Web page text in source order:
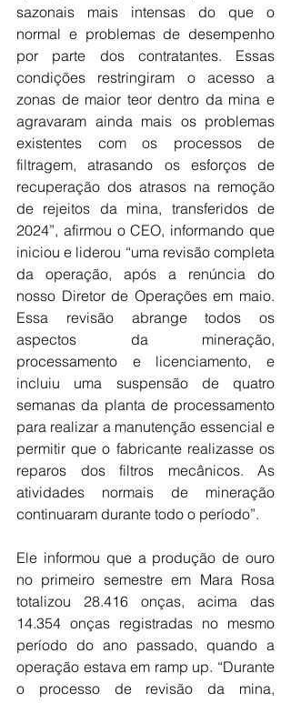
sazonais mais intensas do que o
normal e problemas de desempenho
por parte dos contratantes. Essas
condições restringiram o acesso a
zonas de maior teor dentro da mina e
agravaram ainda mais os problemas
existentes com os processos de
filtragem, atrasando os esforços de
recuperação dos atrasos na remoção
de rejeitos da mina, transferidos de
2024”, afirmou o CEO, informando que
iniciou e liderou “uma revisão completa
da operação, após a renúncia do
nosso Diretor de Operações em maio.
Essa revisão abrange todos os
aspectos da mineração,
processamento e licenciamento, e
incluiu uma suspensão de quatro
semanas da planta de processamento
para realizar a manutenção essencial e
permitir que o fabricante realizasse os
reparos dos filtros mecânicos. As
atividades normais de mineração
continuaram durante todo o período”.
Ele informou que a produção de ouro
no primeiro semestre em Mara Rosa
totalizou 28.416 onças, acima das
14.354 onças registradas no mesmo
período do ano passado, quando a
operação estava em ramp up. “Durante
o processo de revisão da mina,